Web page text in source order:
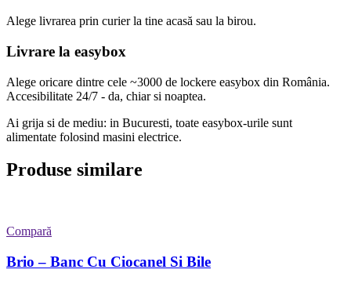
Alege livrarea prin curierla tine acasă sau la birou.
Livrare la easybox
Alege oricare dintre cele ~3000 de lockere easybox din România.
Accesibilitate 24/7 - da, chiar si noaptea.
Ai grija si de mediu: in Bucuresti, toate easybox-urile sunt
alimentate folosind masini electrice.
Produse similare
Compară
Brio – Banc Cu Ciocanel Si Bile